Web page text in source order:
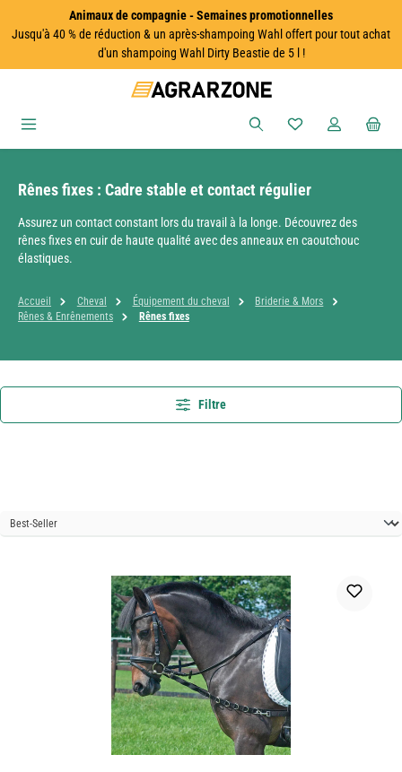
Passer au contenu principalAnimaux de compagnie - Semaines promotionnelles
Jusqu'à 40 % de réduction & un après-shampoing Wahl offert pour tout achat
d'un shampoing Wahl Dirty Beastie de 5 l !
Vous avez 0
Rênes fixes : Cadre stable et contact régulier
Assurez un contact constant lors du travail à la longe. Découvrez des
rênes fixes en cuir de haute qualité avec des anneaux en caoutchouc
élastiques.
Accueil Cheval Équipement du cheval
Briderie & Mors
Rênes & Enrênements
Rênes fixes
Filtre